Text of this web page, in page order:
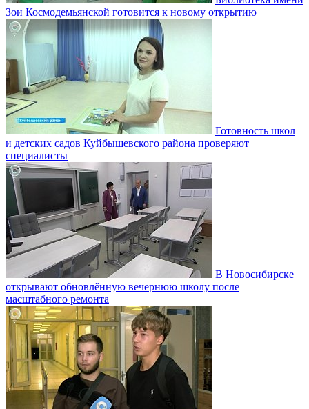
Зои Космодемьянской готовится к новому открытию
Готовность школ
и детских садов Куйбышевского района проверяют
специалисты
В Новосибирске
открывают обновлённую вечернюю школу после
масштабного ремонта